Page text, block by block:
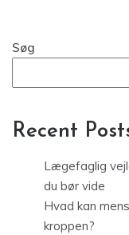
Søg
Recent
Lægefaglig
du bør vide
Hvad kan
kroppen?